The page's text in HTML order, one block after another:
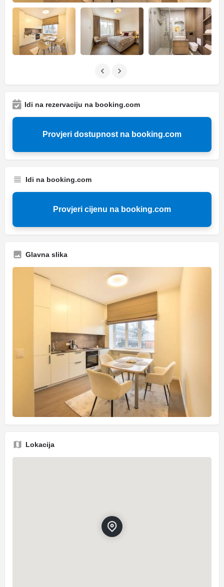
Idi na rezervaciju na booking.com
Provjeri dostupnost na booking.com
Idi na booking.com
Provjeri cijenu na booking.com
Glavna slika
Lokacija